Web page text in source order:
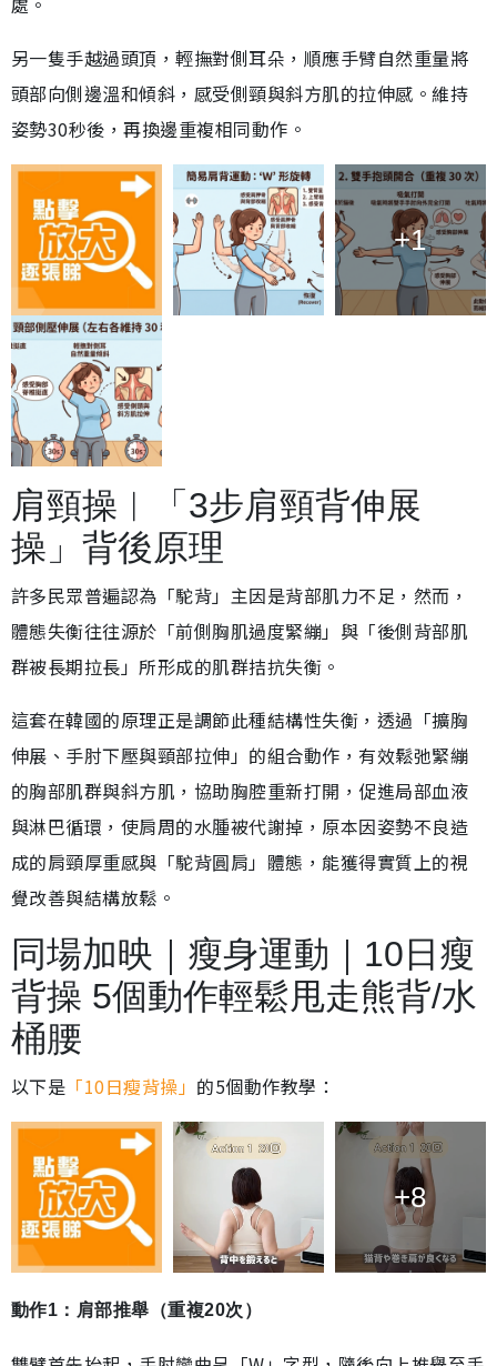
另一隻手越過頭頂，輕撫對側耳朵，順應手臂自然重量將
頭部向側邊溫和傾斜，感受側頸與斜方肌的拉伸感。維持
姿勢30秒後，再換邊重複相同動作。
+1
肩頸操︱「3步肩頸背伸展
操」背後原理
許多民眾普遍認為「駝背」主因是背部肌力不足，然而，
體態失衡往往源於「前側胸肌過度緊繃」與「後側背部肌
群被長期拉長」所形成的肌群拮抗失衡。
這套在韓國的原理正是調節此種結構性失衡，透過「擴胸
伸展、手肘下壓與頸部拉伸」的組合動作，有效鬆弛緊繃
的胸部肌群與斜方肌，協助胸腔重新打開，促進局部血液
與淋巴循環，使肩周的水腫被代謝掉，原本因姿勢不良造
成的肩頸厚重感與「駝背圓肩」體態，能獲得實質上的視
覺改善與結構放鬆。
同場加映｜瘦身運動｜10日瘦
背操 5個動作輕鬆甩走熊背/水
桶腰
以下是 「10日瘦背操」 的5個動作教學：
+8
動作1：肩部推舉（重複20次）